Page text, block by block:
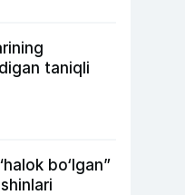
taniqli
bo‘lgan”